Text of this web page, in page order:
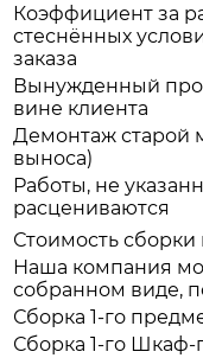
Коэффициент за
стеснённых
заказа
Вынужденный
вине клиента
Демонтаж старой
выноса)
Работы, не
расцениваются
Стоимость сборки
Наша компания
собранном виде,
Сборка 1-го
Сборка 1-го Шкаф-